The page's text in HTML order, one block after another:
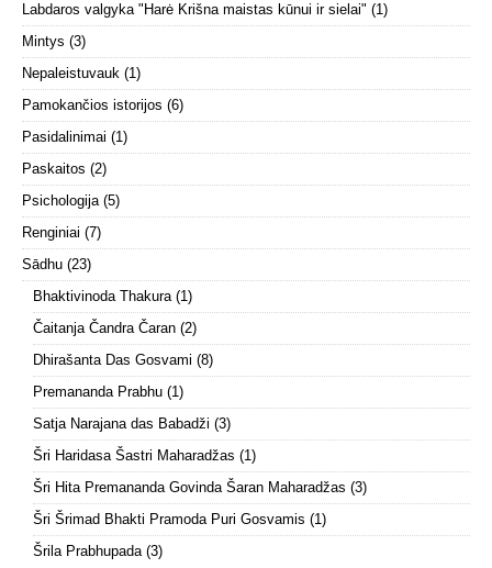
Labdaros valgyka "Harė Krišna maistas kūnui ir sielai" (1)
Mintys (3)
Nepaleistuvauk (1)
Pamokančios istorijos (6)
Pasidalinimai (1)
Paskaitos (2)
Psichologija(5)
Renginiai (7)
Sādhu (23)
Bhaktivinoda Thakura(1)
Čaitanja Čandra Čaran (2)
Dhirašanta Das Gosvami (8)
Premananda Prabhu (1)
Satja Narajana das Babadži (3)
Šri Haridasa Šastri Maharadžas (1)
Šri Hita Premananda Govinda Šaran Maharadžas (3)
Šri Šrimad Bhakti Pramoda Puri Gosvamis (1)
Šrila Prabhupada(3)